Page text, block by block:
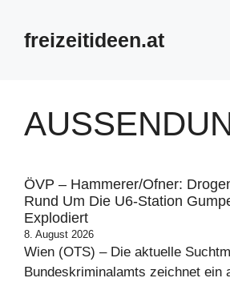
Inhalt
springenfreizeitideen.at
ÖVP – Hammerer/Ofner:
Rund Um Die U6-Station
Explodiert
8. August 2026
Wien (OTS) – Die aktuelle
Bundeskriminalamts zeichnet ein